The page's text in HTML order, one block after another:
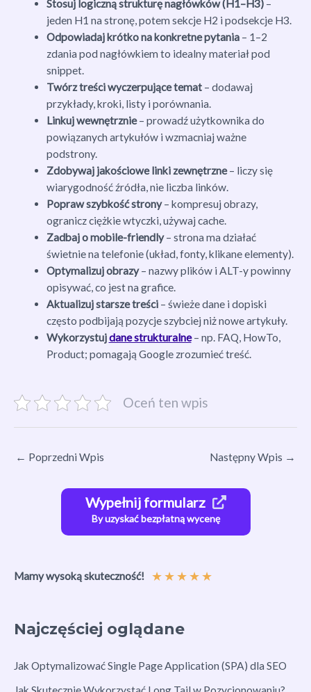
Stosuj logiczną strukturę nagłówków (H1–H3)–
jeden H1 na stronę, potem sekcje H2 i podsekcje H3.
Odpowiadaj krótko na konkretne pytania– 1–2
zdania pod nagłówkiem to idealny materiał pod
snippet.
Twórz treści wyczerpujące temat– dodawaj
przykłady, kroki, listy i porównania.
Linkuj wewnętrznie– prowadź użytkownika do
powiązanych artykułów i wzmacniaj ważne
podstrony.
Zdobywaj jakościowe linki zewnętrzne– liczy się
wiarygodność źródła, nie liczba linków.
Popraw szybkość strony– kompresuj obrazy,
ogranicz ciężkie wtyczki, używaj cache.
Zadbaj o mobile-friendly– strona ma działać
świetnie na telefonie (układ, fonty, klikane elementy).
Optymalizuj obrazy– nazwy plików i ALT-y powinny
opisywać, co jest na grafice.
Aktualizuj starsze treści– świeże dane i dopiski
często podbijają pozycje szybciej niż nowe artykuły.
Wykorzystujdane strukturalne– np. FAQ, HowTo,
Product; pomagają Google zrozumieć treść.
Oceń ten wpis
← Poprzedni Wpis Następny Wpis →
Wypełnij formularz
By uzyskać bezpłatną wycenę
Mamy wysoką skuteczność! ★★★★★
Najczęściej oglądane
Jak Optymalizować Single Page Application (SPA) dla SEO